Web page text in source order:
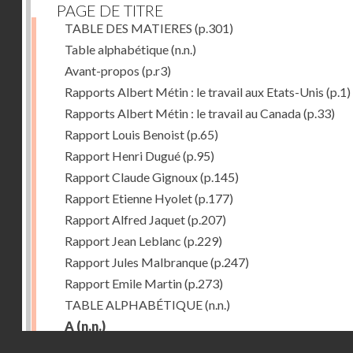
PAGE DE TITRE
TABLE DES MATIERES (p.301)
Table alphabétique(n.n.)
Avant-propos (p.r3)
Rapports Albert Métin : le travail aux Etats-Unis (p.1)
Rapports Albert Métin : le travail au Canada(p.33)
Rapport Louis Benoist(p.65)
Rapport Henri Dugué(p.95)
Rapport Claude Gignoux(p.145)
Rapport Etienne Hyolet(p.177)
Rapport Alfred Jaquet(p.207)
Rapport Jean Leblanc (p.229)
Rapport Jules Malbranque(p.247)
Rapport Emile Martin(p.273)
TABLE ALPHABÉTIQUE(n.n.)
A (n.n.)